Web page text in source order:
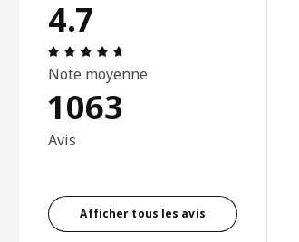
4.7
Note moyenne
1063
Avis
Afficher tous les avis